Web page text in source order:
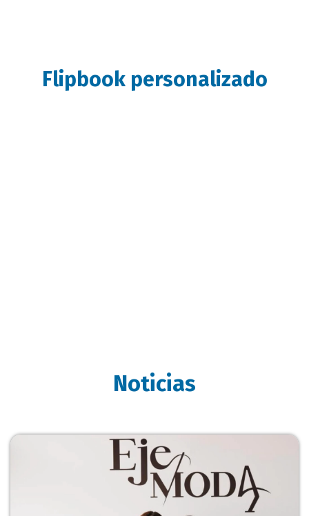
Flipbook personalizado
Noticias